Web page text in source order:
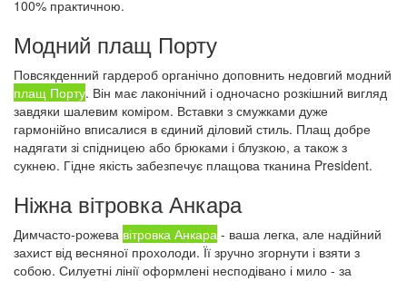
100% практичною.
Модний плащ Порту
Повсякденний гардероб органічно доповнить недовгий модний
плащ Порту. Він має лаконічний і одночасно розкішний вигляд
завдяки шалевим коміром. Вставки з смужками дуже
гармонійно вписалися в єдиний діловий стиль. Плащ добре
надягати зі спідницею або брюками і блузкою, а також з
сукнею. Гідне якість забезпечує плащова тканина President.
Ніжна вітровка Анкара
Димчасто-рожева вітровка Анкара - ваша легка, але надійний
захист від весняної прохолоди. Її зручно згорнути і взяти з
собою. Силуетні лінії оформлені несподівано і мило - за